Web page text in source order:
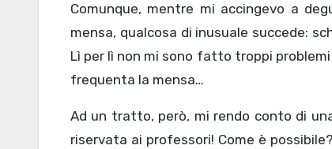
Comunque, mentre mi accingevo a
mensa, qualcosa di inusuale succede:
Lì per lì non mi sono fatto troppi
frequenta la mensa…
Ad un tratto, però, mi rendo conto di
riservata ai professori! Come è